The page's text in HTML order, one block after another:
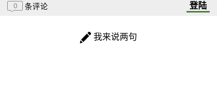
0 条评论 登陆
我来说两句